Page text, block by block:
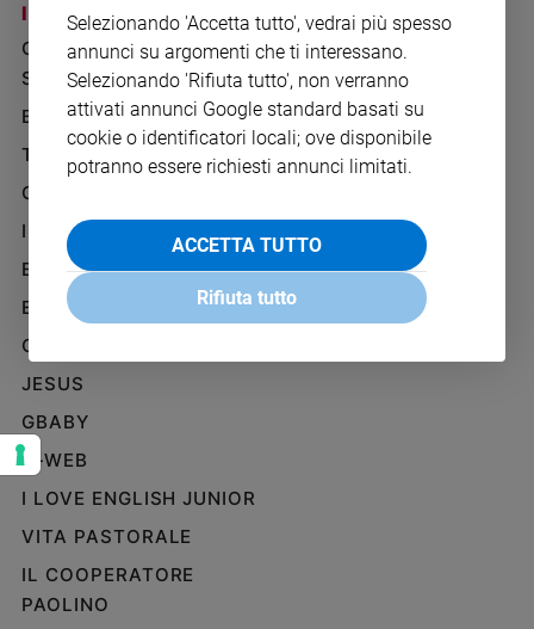
Società
e
valori
Ambiente
Creato
Volontariato
Diritti
Aziende
di
valore
della
settimana
Migranti
Diversità
e
inclusione
Costume
Cultura
e
I SITI SAN PAOLO
GRUPPO EDITORIALE
SAN PAOLO
BENESSERE
TELENOVA
GAZZETTA D'ALBA
IL GIORNALINO
EDICOLA SAN PAOLO
EDIZIONI SAN PAOLO
CREDERE
JESUS
GBABY
G-WEB
I LOVE ENGLISH JUNIOR
VITA PASTORALE
IL COOPERATORE
PAOLINO
NOTE LEGALI
PRIVACY POLICY
INFORMATIVA
WHISTLEBLOWING
SOCIAL
Selezionando 'Accetta tutto', vedrai più spesso
annunci su argomenti che ti interessano.
Selezionando 'Rifiuta tutto', non verranno
attivati annunci Google standard basati su
cookie o identificatori locali; ove disponibile
potranno essere richiesti annunci limitati.
ACCETTA TUTTO
Rifiuta tutto